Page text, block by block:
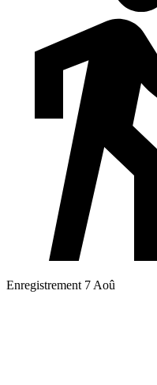
Enregistrement 7 Aoû